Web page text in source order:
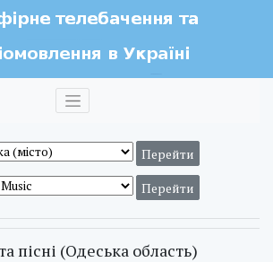
пісні (Одеська область)